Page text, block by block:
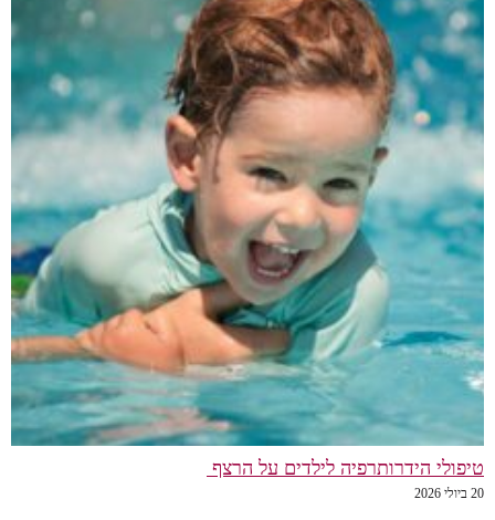
טיפולי הידרותרפיה לילדים על הרצף
20 ביולי 2026